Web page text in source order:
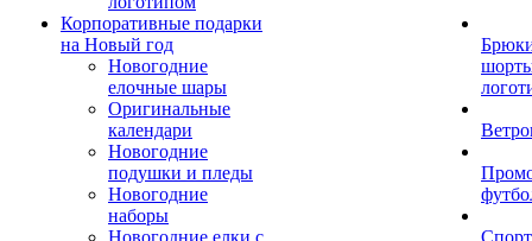
Корпоративные подарки
на Новый год
Новогодние
елочные шары
Оригинальные
календари
Новогодние
подушки и пледы
Новогодние
наборы
Новогодние елки с